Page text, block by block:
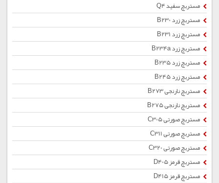
مستربچ سفید Q4
مستربچ زرد B230
مستربچ زرد B231
مستربچ زرد B234a
مستربچ زرد B235
مستربچ زرد B245
مستربچ نارنجی B273
مستربچ نارنجی B275
مستربچ صورتی C305
مستربچ صورتی C311
مستربچ صورتی C320
مستربچ قرمز D405
مستربچ قرمز D415